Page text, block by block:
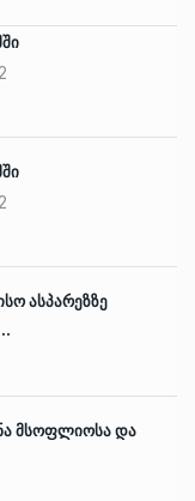
ასპარეზზე
მსოფლიოსა და